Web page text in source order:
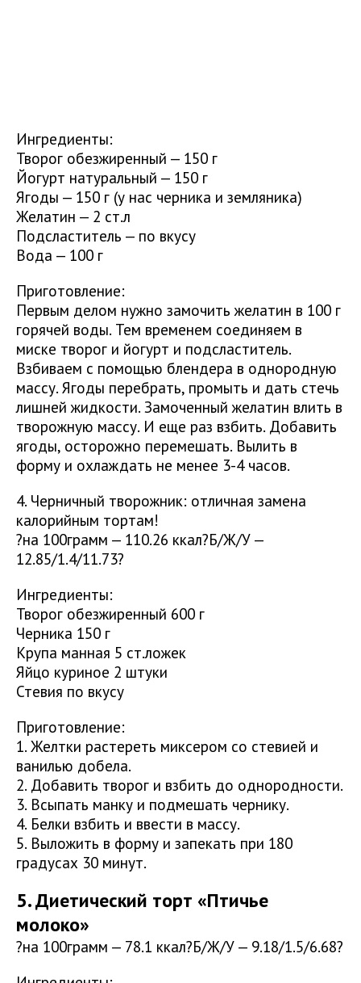
Ингредиенты:
Творог обезжиренный — 150 г
Йогурт натуральный — 150 г
Ягоды — 150 г (у нас черника и земляника)
Желатин — 2 ст.л
Подсластитель — по вкусу
Вода — 100 г
Приготовление:
Первым делом нужно замочить желатин в 100 г
горячей воды. Тем временем соединяем в
миске творог и йогурт и подсластитель.
Взбиваем с помощью блендера в однородную
массу. Ягоды перебрать, промыть и дать стечь
лишней жидкости. Замоченный желатин влить в
творожную массу. И еще раз взбить. Добавить
ягоды, осторожно перемешать. Вылить в
форму и охлаждать не менее 3-4 часов.
4. Черничный творожник: отличная замена
калорийным тортам!
?на 100грамм — 110.26 ккал?Б/Ж/У —
12.85/1.4/11.73?
Ингредиенты:
Творог обезжиренный 600 г
Черника 150 г
Крупа манная 5 ст.ложек
Яйцо куриное 2 штуки
Стевия по вкусу
Приготовление:
1. Желтки растереть миксером со стевией и
ванилью добела.
2. Добавить творог и взбить до однородности.
3. Всыпать манку и подмешать чернику.
4. Белки взбить и ввести в массу.
5. Выложить в форму и запекать при 180
градусах 30 минут.
5. Диетический торт «Птичье
молоко»
?на 100грамм — 78.1 ккал?Б/Ж/У — 9.18/1.5/6.68?